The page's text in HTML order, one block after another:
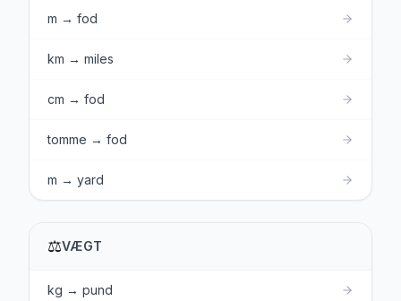
m → fod
km → miles
cm → fod
tomme → fod
m → yard
⚖️VÆGT
kg → pund